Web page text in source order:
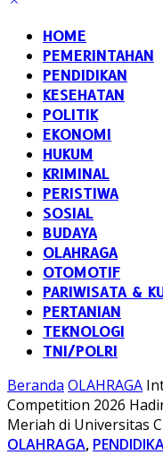
HOME
PEMERINTAHAN
PENDIDIKAN
KESEHATAN
POLITIK
EKONOMI
HUKUM
KRIMINAL
PERISTIWA
SOSIAL
BUDAYA
OLAHRAGA
OTOMOTIF
PARIWISATA &
PERTANIAN
TEKNOLOGI
TNI/POLRI
Beranda OLAHRAGA
Competition 2026
Meriah di Universitas
OLAHRAGA,